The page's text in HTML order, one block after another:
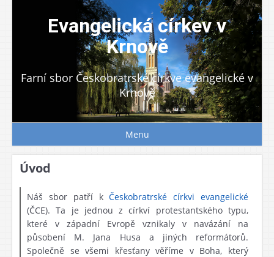
Evangelická církev v
Krnově
Farní sbor Českobratrské církve evangelické v
Krnově
Menu
Úvod
Náš sbor patří kČeskobratrské církvi evangelické
(ČCE). Ta je jednou z církví protestantského typu,
které v západní Evropě vznikaly v navázání na
působení M. Jana Husa a jiných reformátorů.
Společně se všemi křesťany věříme v Boha, který